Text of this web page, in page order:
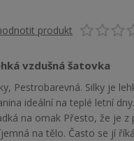
produkt
vzdušná šatovka
Pestrobarevná. Silky je
ideální na teplé letní
na omak Přesto, že je z
na tělo. Často se jí